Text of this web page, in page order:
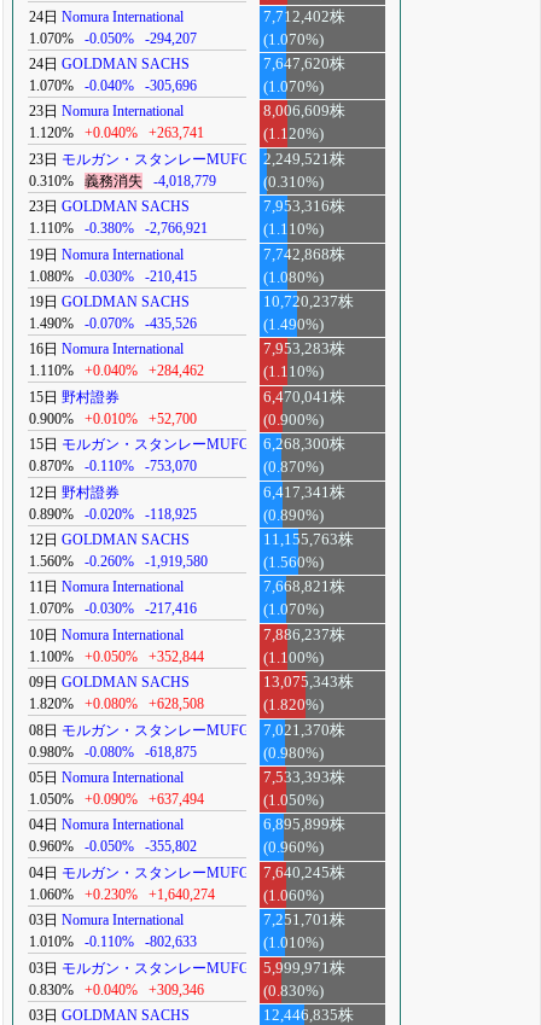
24日 Nomura International
1.070%
-0.050% -294,207
7,712,402株
(1.070%)
24日 GOLDMAN SACHS
1.070%
-0.040% -305,696
7,647,620株
(1.070%)
23日 Nomura International
1.120%
+0.040% +263,741
8,006,609株
(1.120%)
23日 モルガン・スタンレーMUFG
0.310%
義務消失 -4,018,779
2,249,521株
(0.310%)
23日 GOLDMAN SACHS
1.110%
-0.380% -2,766,921
7,953,316株
(1.110%)
19日 Nomura International
1.080%
-0.030% -210,415
7,742,868株
(1.080%)
19日 GOLDMAN SACHS
1.490%
-0.070% -435,526
10,720,237株
(1.490%)
16日 Nomura International
1.110%
+0.040% +284,462
7,953,283株
(1.110%)
15日 野村證券
0.900%
+0.010% +52,700
6,470,041株
(0.900%)
15日 モルガン・スタンレーMUFG
0.870%
-0.110% -753,070
6,268,300株
(0.870%)
12日 野村證券
0.890%
-0.020% -118,925
6,417,341株
(0.890%)
12日 GOLDMAN SACHS
1.560%
-0.260% -1,919,580
11,155,763株
(1.560%)
11日 Nomura International
1.070%
-0.030% -217,416
7,668,821株
(1.070%)
10日 Nomura International
1.100%
+0.050% +352,844
7,886,237株
(1.100%)
09日 GOLDMAN SACHS
1.820%
+0.080% +628,508
13,075,343株
(1.820%)
08日 モルガン・スタンレーMUFG
0.980%
-0.080% -618,875
7,021,370株
(0.980%)
05日 Nomura International
1.050%
+0.090% +637,494
7,533,393株
(1.050%)
04日 Nomura International
0.960%
-0.050% -355,802
6,895,899株
(0.960%)
04日 モルガン・スタンレーMUFG
1.060%
+0.230% +1,640,274
7,640,245株
(1.060%)
03日 Nomura International
1.010%
-0.110% -802,633
7,251,701株
(1.010%)
03日 モルガン・スタンレーMUFG
0.830%
+0.040% +309,346
5,999,971株
(0.830%)
03日 GOLDMAN SACHS
12,446,835株